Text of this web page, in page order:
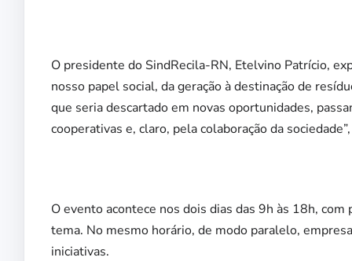
O presidente do SindRecila-RN, Etelvino Patrício,
nosso papel social, da geração à destinação de
que seria descartado em novas oportunidades,
cooperativas e, claro, pela colaboração da
O evento acontece nos dois dias das 9h às 18h,
tema. No mesmo horário, de modo paralelo,
iniciativas.